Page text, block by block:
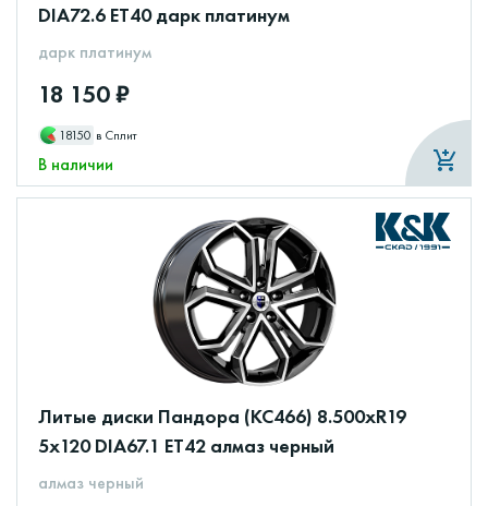
DIA72.6 ET40 дарк платинум
дарк платинум
18 150 ₽
18150 в Сплит
В наличии
Литые диски Пандора (КС466) 8.500xR19
5x120 DIA67.1 ET42 алмаз черный
алмаз черный